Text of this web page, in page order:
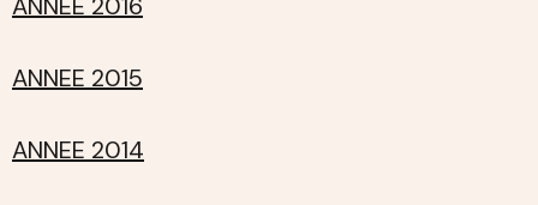
ANNÉE 2016
ANNEE 2015
ANNEE 2014